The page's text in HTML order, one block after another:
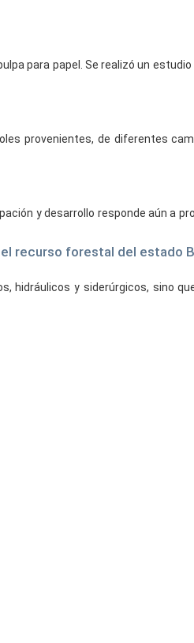
para papel. Se realizó un
provenientes, de diferentes
y desarrollo responde aún a
recurso forestal del estado
hidráulicos y siderúrgicos, sino